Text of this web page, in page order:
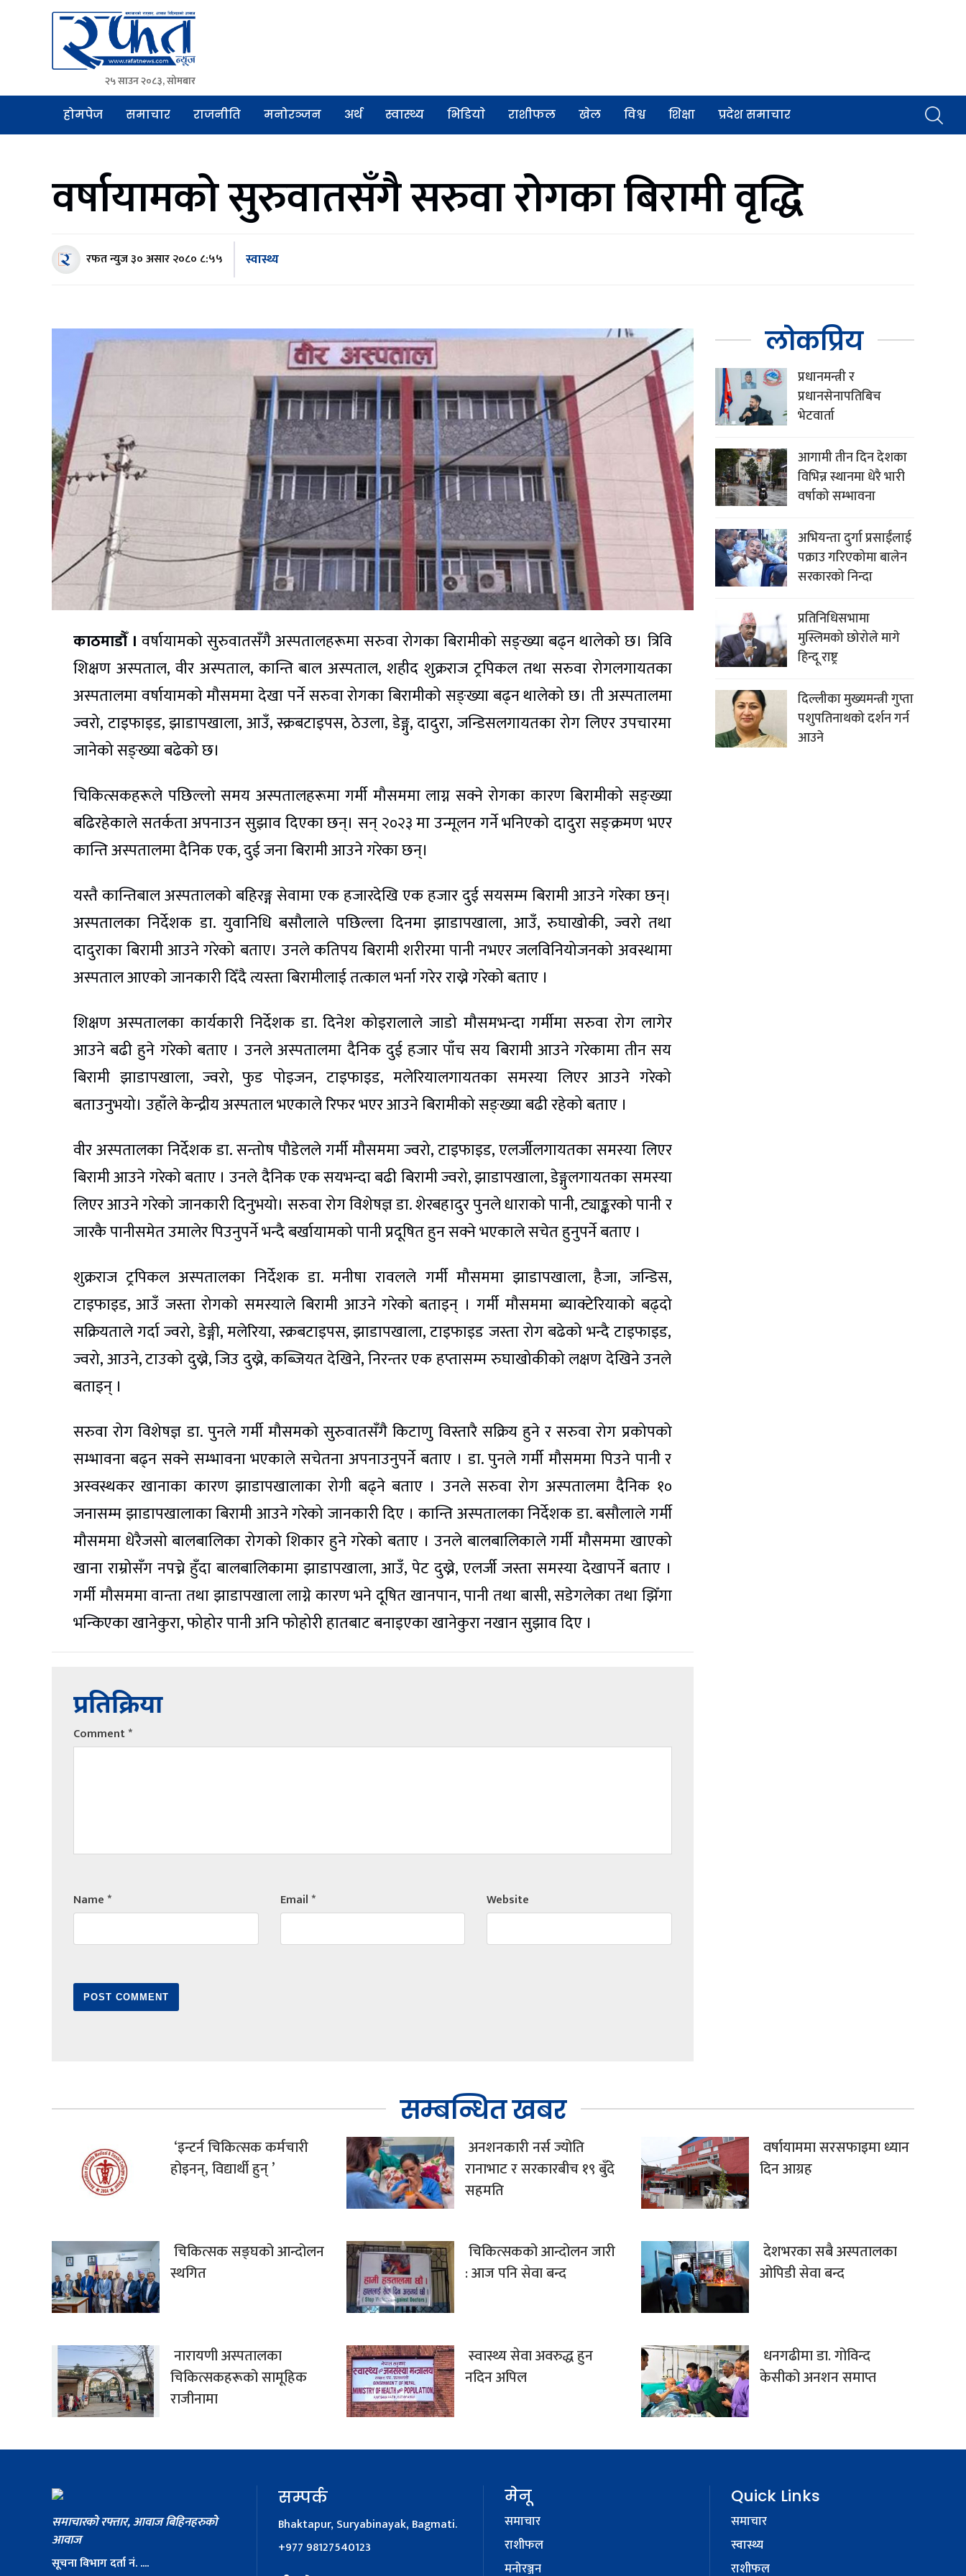
Rafat News
समाचारको रफ्तार, आवाज बिहिनहरुको आवाज
२५ साउन २०८३, सोमबार
होमपेज समाचार राजनीति मनोरञ्जन अर्थ स्वास्थ्य भिडियाे राशीफल खेल विश्व शिक्षा प्रदेश समाचार
वर्षायामको सुरुवातसँगै सरुवा रोगका बिरामी वृद्धि
रफत न्युज३० असार २०८० ८:५५ स्वास्थ्य
काठमाडौँ । वर्षायामको सुरुवातसँगै अस्पतालहरूमा सरुवा रोगका बिरामीको सङ्ख्या बढ्न थालेको छ। त्रिवि
शिक्षण अस्पताल, वीर अस्पताल, कान्ति बाल अस्पताल, शहीद शुक्रराज ट्रपिकल तथा सरुवा रोगलगायतका
अस्पतालमा वर्षायामको मौसममा देखा पर्ने सरुवा रोगका बिरामीको सङ्ख्या बढ्न थालेको छ। ती अस्पतालमा
ज्वरो, टाइफाइड, झाडापखाला, आउँ, स्क्रबटाइपस, ठेउला, डेङ्गु, दादुरा, जन्डिसलगायतका रोग लिएर उपचारमा
जानेको सङ्ख्या बढेको छ।
चिकित्सकहरूले पछिल्लो समय अस्पतालहरूमा गर्मी मौसममा लाग्न सक्ने रोगका कारण बिरामीको सङ्ख्या
बढिरहेकाले सतर्कता अपनाउन सुझाव दिएका छन्। सन् २०२३ मा उन्मूलन गर्ने भनिएको दादुरा सङ्क्रमण भएर
कान्ति अस्पतालमा दैनिक एक, दुई जना बिरामी आउने गरेका छन्।
यस्तै कान्तिबाल अस्पतालको बहिरङ्ग सेवामा एक हजारदेखि एक हजार दुई सयसम्म बिरामी आउने गरेका छन्।
अस्पतालका निर्देशक डा. युवानिधि बसौलाले पछिल्ला दिनमा झाडापखाला, आउँ, रुघाखोकी, ज्वरो तथा
दादुराका बिरामी आउने गरेको बताए। उनले कतिपय बिरामी शरीरमा पानी नभएर जलविनियोजनको अवस्थामा
अस्पताल आएको जानकारी दिँदै त्यस्ता बिरामीलाई तत्काल भर्ना गरेर राख्ने गरेको बताए ।
शिक्षण अस्पतालका कार्यकारी निर्देशक डा. दिनेश कोइरालाले जाडो मौसमभन्दा गर्मीमा सरुवा रोग लागेर
आउने बढी हुने गरेको बताए । उनले अस्पतालमा दैनिक दुई हजार पाँच सय बिरामी आउने गरेकामा तीन सय
बिरामी झाडापखाला, ज्वरो, फुड पोइजन, टाइफाइड, मलेरियालगायतका समस्या लिएर आउने गरेको
बताउनुभयो। उहाँले केन्द्रीय अस्पताल भएकाले रिफर भएर आउने बिरामीको सङ्ख्या बढी रहेको बताए ।
वीर अस्पतालका निर्देशक डा. सन्तोष पौडेलले गर्मी मौसममा ज्वरो, टाइफाइड, एलर्जीलगायतका समस्या लिएर
बिरामी आउने गरेको बताए । उनले दैनिक एक सयभन्दा बढी बिरामी ज्वरो, झाडापखाला, डेङ्गुलगायतका समस्या
लिएर आउने गरेको जानकारी दिनुभयो। सरुवा रोग विशेषज्ञ डा. शेरबहादुर पुनले धाराको पानी, ट्याङ्करको पानी र
जारकै पानीसमेत उमालेर पिउनुपर्ने भन्दै बर्खायामको पानी प्रदूषित हुन सक्ने भएकाले सचेत हुनुपर्ने बताए ।
शुक्रराज ट्रपिकल अस्पतालका निर्देशक डा. मनीषा रावलले गर्मी मौसममा झाडापखाला, हैजा, जन्डिस,
टाइफाइड, आउँ जस्ता रोगको समस्याले बिरामी आउने गरेको बताइन् । गर्मी मौसममा ब्याक्टेरियाको बढ्दो
सक्रियताले गर्दा ज्वरो, डेङ्गी, मलेरिया, स्क्रबटाइपस, झाडापखाला, टाइफाइड जस्ता रोग बढेको भन्दै टाइफाइड,
ज्वरो, आउने, टाउको दुख्ने, जिउ दुख्ने, कब्जियत देखिने, निरन्तर एक हप्तासम्म रुघाखोकीको लक्षण देखिने उनले
बताइन् ।
सरुवा रोग विशेषज्ञ डा. पुनले गर्मी मौसमको सुरुवातसँगै किटाणु विस्तारै सक्रिय हुने र सरुवा रोग प्रकोपको
सम्भावना बढ्न सक्ने सम्भावना भएकाले सचेतना अपनाउनुपर्ने बताए । डा. पुनले गर्मी मौसममा पिउने पानी र
अस्वस्थकर खानाका कारण झाडापखालाका रोगी बढ्ने बताए । उनले सरुवा रोग अस्पतालमा दैनिक १०
जनासम्म झाडापखालाका बिरामी आउने गरेको जानकारी दिए । कान्ति अस्पतालका निर्देशक डा. बसौलाले गर्मी
मौसममा धेरैजसो बालबालिका रोगको शिकार हुने गरेको बताए । उनले बालबालिकाले गर्मी मौसममा खाएको
खाना राम्रोसँग नपच्ने हुँदा बालबालिकामा झाडापखाला, आउँ, पेट दुख्ने, एलर्जी जस्ता समस्या देखापर्ने बताए ।
गर्मी मौसममा वान्ता तथा झाडापखाला लाग्ने कारण भने दूषित खानपान, पानी तथा बासी, सडेगलेका तथा झिँगा
भन्किएका खानेकुरा, फोहोर पानी अनि फोहोरी हातबाट बनाइएका खानेकुरा नखान सुझाव दिए ।
प्रतिक्रिया
Comment*
Name* Email* Website
लोकप्रिय
प्रधानमन्त्री र
प्रधानसेनापतिबिच
भेटवार्ता
आगामी तीन दिन देशका
विभिन्न स्थानमा धेरै भारी
वर्षाको सम्भावना
अभियन्ता दुर्गा प्रसाईंलाई
पक्राउ गरिएकोमा बालेन
सरकारको निन्दा
प्रतिनिधिसभामा
मुस्लिमको छोरोले मागे
हिन्दू राष्ट्र
दिल्लीका मुख्यमन्त्री गुप्ता
पशुपतिनाथको दर्शन गर्न
आउने
सम्बन्धित खबर
‘इन्टर्न चिकित्सक कर्मचारी
होइनन्, विद्यार्थी हुन् ’
अनशनकारी नर्स ज्योति
रानाभाट र सरकारबीच १९ बुँदे
सहमति
वर्षायाममा सरसफाइमा ध्यान
दिन आग्रह
चिकित्सक सङ्घको आन्दोलन
स्थगित
चिकित्सकको आन्दोलन जारी
: आज पनि सेवा बन्द
देशभरका सबै अस्पतालका
ओपिडी सेवा बन्द
नारायणी अस्पतालका
चिकित्सकहरूको सामूहिक
राजीनामा
स्वास्थ्य सेवा अवरुद्ध हुन
नदिन अपिल
धनगढीमा डा. गोविन्द
केसीको अनशन समाप्त
समाचारको रफ्तार, आवाज बिहिनहरुको
आवाज
सूचना विभाग दर्ता नं. ....
सम्पर्क
Bhaktapur, Suryabinayak, Bagmati.
+977 98127540123
मेनू
समाचार
राशीफल
मनोरञ्जन
Quick Links
समाचार
स्वास्थ्य
राशीफल